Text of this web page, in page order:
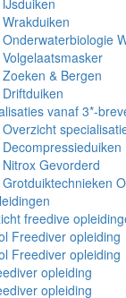
IJsduiken
Wrakduiken
Onderwaterbiologie
Volgelaatsmasker
Zoeken & Bergen
Driftduiken
vanaf 3*-
Overzicht
Decompressieduiken
Nitrox Gevorderd
Grotduiktechnieken
freedive
Freediver opleiding
Freediver opleiding
opleiding
opleiding